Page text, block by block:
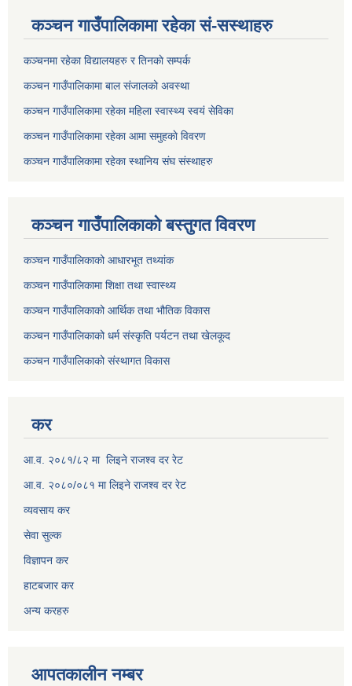
कञ्चन गाउँपालिकामा रहेका सं-सस्थाहरु
कञ्चनमा रहेका विद्यालयहरु र तिनकाे सम्पर्क
कञ्चन गाउँपालिकामा बाल संजालको अवस्था
कञ्चन गाउँपालिकामा रहेका महिला स्वास्थ्य स्वयं सेविका
कञ्चन गाउँपालिकामा रहेका आमा समुहकाे विवरण
कञ्चन गाउँपालिकामा रहेका स्थानिय संघ संस्थाहरु
कञ्चन गाउँपालिकाकाे बस्तुगत विवरण
कञ्चन गाउँपालिकाको आधारभूत तथ्यांक
कञ्चन गाउँपालिकामा शिक्षा तथा स्वास्थ्य
कञ्चन गाउँपालिकाको आर्थिक तथा भौतिक विकास
कञ्चन गाउँपालिकाको धर्म संस्कृति पर्यटन तथा खेलकूद
कञ्चन गाउँपालिकाको संस्थागत विकास
कर
आ.व. २०८१/८२ मा लिइने राजश्व दर रेट
आ.व. २०८०/०८१ मा लिइने राजश्व दर रेट
व्यवसाय कर
सेवा सुल्क
विज्ञापन कर
हाटबजार कर
अन्य करहरु
आपतकालीन नम्बर